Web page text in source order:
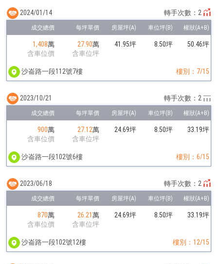
1,408萬
含車位價
27.90萬
含車位坪
41.95坪 8.50坪 50.46坪
沙崙路一段112號7樓 樓別：7/15
2024/01/14 轉手次數：2
900萬
含車位價
27.12萬
含車位坪
24.69坪 8.50坪 33.19坪
沙崙路一段102號6樓 樓別：6/15
2023/10/21 轉手次數：2
870萬
含車位價
26.21萬
含車位坪
24.69坪 8.50坪 33.19坪
沙崙路一段102號12樓 樓別：12/15
2023/06/18 轉手次數：2